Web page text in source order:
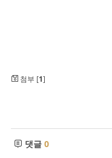
첨부 [1]
댓글 0